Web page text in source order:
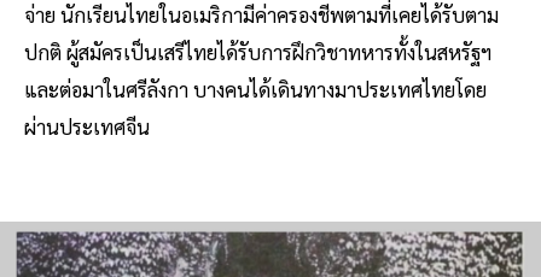
จ่าย นักเรียนไทยในอเมริกามีค่าครองชีพตามที่เคยได้รับตาม
ปกติ ผู้สมัครเป็นเสรีไทยได้รับการฝึกวิชาทหารทั้งในสหรัฐฯ
และต่อมาในศรีลังกา บางคนได้เดินทางมาประเทศไทยโดย
ผ่านประเทศจีน